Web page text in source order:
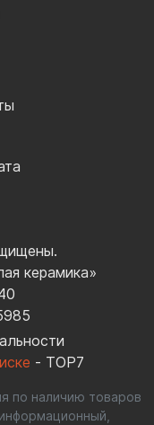
керамика»
- TOP7
по наличию товаров